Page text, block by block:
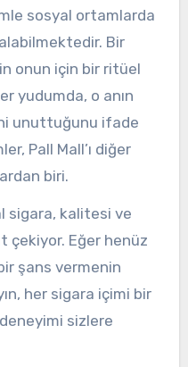
sosyal ortamlarda
Bir
onun için bir ritüel
yudumda, o anın
unuttuğunu ifade
Pall Mall’ı diğer
biri.
sigara, kalitesi ve
çekiyor. Eğer henüz
şans vermenin
her sigara içimi bir
sizlere